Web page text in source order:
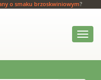
o smaku brzoskwiniowym?
Włącz
menu